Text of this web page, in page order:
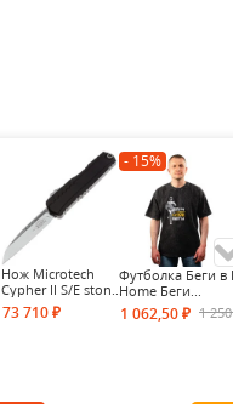
Нож Microtech
Cypher II S/E ston...
73 710 ₽
- 15%
Футболка Беги в
Home Беги...
1 062,50 ₽ 1